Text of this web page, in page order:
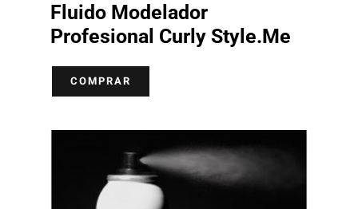
Fluido Modelador
Profesional Curly Style.Me
COMPRAR